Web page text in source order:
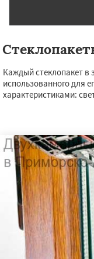
Каждый стеклопакет в
использованного для
характеристиками: